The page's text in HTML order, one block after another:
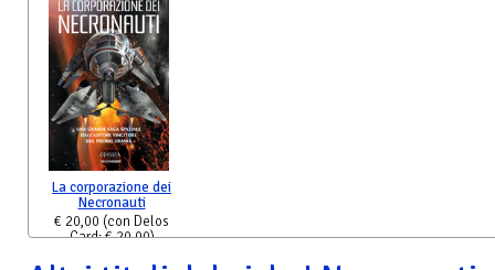
La corporazione dei
Necronauti
€ 20,00 (con Delos
Card: € 20,00)